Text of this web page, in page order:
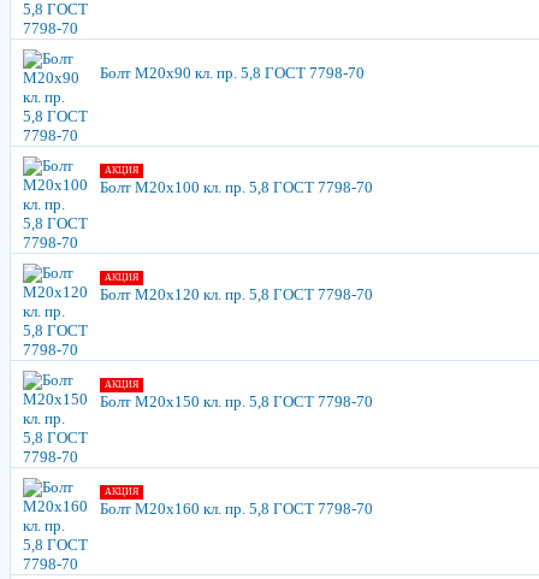
Болт М20х90 кл. пр. 5,8 ГОСТ 7798-70
АКЦИЯ
Болт М20х100 кл. пр. 5,8 ГОСТ 7798-70
АКЦИЯ
Болт М20х120 кл. пр. 5,8 ГОСТ 7798-70
АКЦИЯ
Болт М20х150 кл. пр. 5,8 ГОСТ 7798-70
АКЦИЯ
Болт М20х160 кл. пр. 5,8 ГОСТ 7798-70